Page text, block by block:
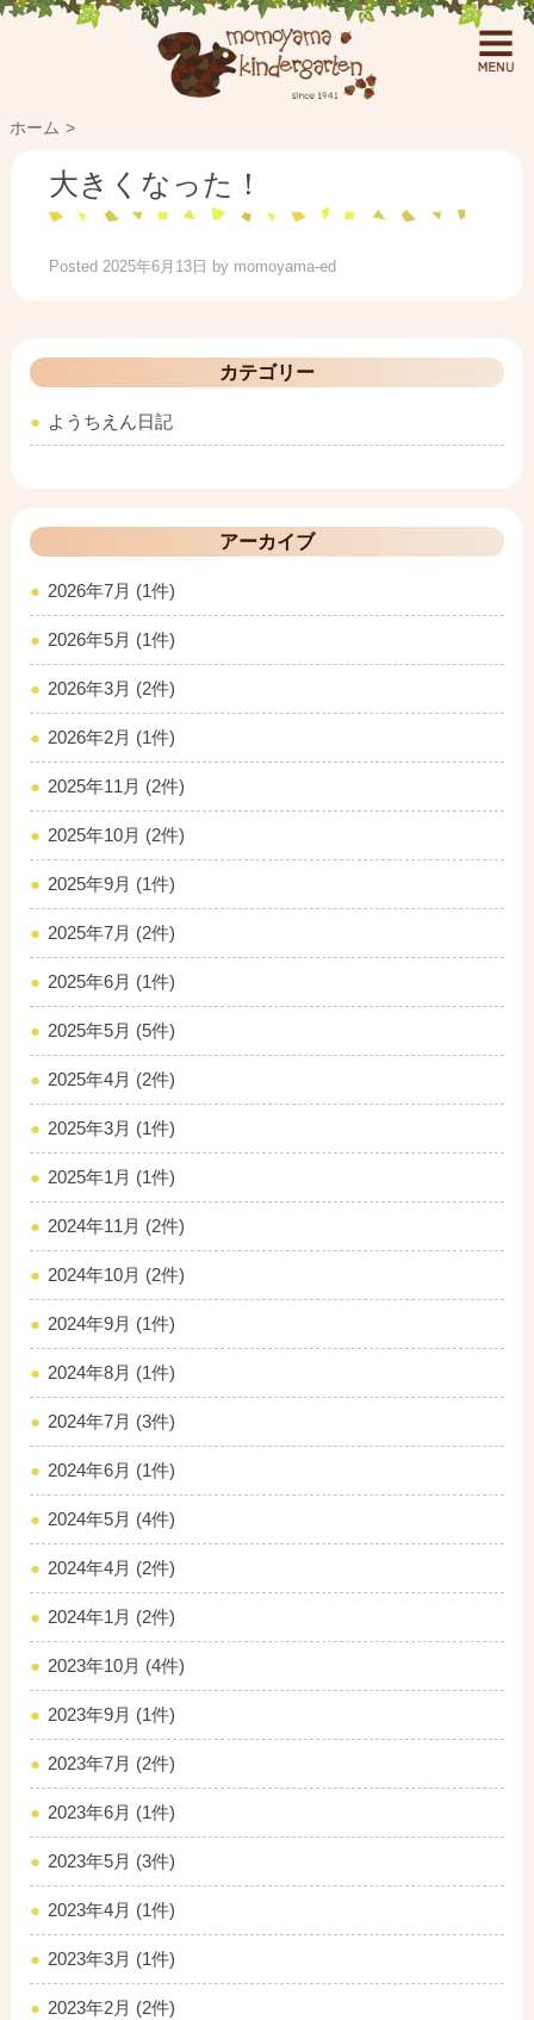
ホーム
大きくなった！
Posted 2025年6月13日 by momoyama-ed
カテゴリー
ようちえん日記
アーカイブ
2026年7月 (1件)
2026年5月 (1件)
2026年3月 (2件)
2026年2月 (1件)
2025年11月 (2件)
2025年10月 (2件)
2025年9月 (1件)
2025年7月 (2件)
2025年6月 (1件)
2025年5月 (5件)
2025年4月 (2件)
2025年3月 (1件)
2025年1月 (1件)
2024年11月 (2件)
2024年10月 (2件)
2024年9月 (1件)
2024年8月 (1件)
2024年7月 (3件)
2024年6月 (1件)
2024年5月 (4件)
2024年4月 (2件)
2024年1月 (2件)
2023年10月 (4件)
2023年9月 (1件)
2023年7月 (2件)
2023年6月 (1件)
2023年5月 (3件)
2023年4月 (1件)
2023年3月 (1件)
2023年2月 (2件)